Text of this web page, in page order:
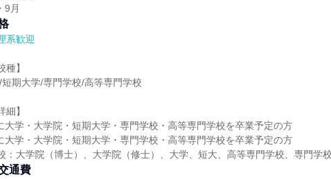
9月
系歓迎
種】
期大学/専門学校/高等専門学校
細】
大学・大学院・短期大学・専門学校・高等専門学校を卒業予定の方
大学・大学院・短期大学・専門学校・高等専門学校を卒業予定の方
：大学院（博士）、大学院（修士）、大学、短大、高等専門学校、専門学校
通費